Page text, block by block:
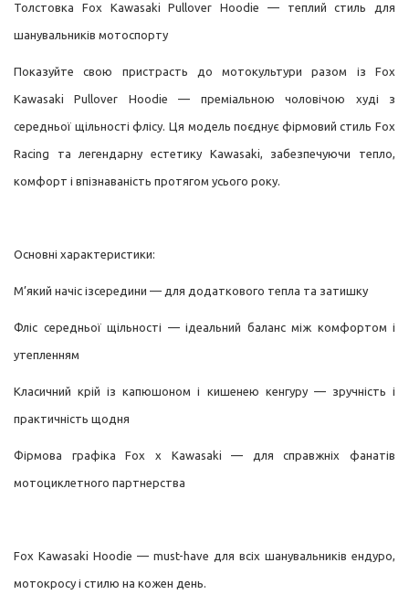
Толстовка Fox Kawasaki Pullover Hoodie — теплий стиль для
шанувальників мотоспорту
Показуйте свою пристрасть до мотокультури разом із Fox
Kawasaki Pullover Hoodie — преміальною чоловічою худі з
середньої щільності флісу. Ця модель поєднує фірмовий стиль Fox
Racing та легендарну естетику Kawasaki, забезпечуючи тепло,
комфорт і впізнаваність протягом усього року.
Основні характеристики:
М’який начіс ізсередини — для додаткового тепла та затишку
Фліс середньої щільності — ідеальний баланс між комфортом і
утепленням
Класичний крій із капюшоном і кишенею кенгуру — зручність і
практичність щодня
Фірмова графіка Fox x Kawasaki — для справжніх фанатів
мотоциклетного партнерства
Fox Kawasaki Hoodie — must-have для всіх шанувальників ендуро,
мотокросу і стилю на кожен день.